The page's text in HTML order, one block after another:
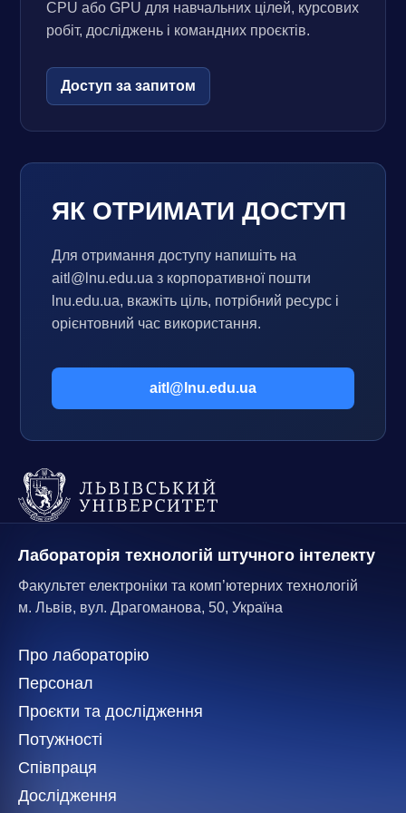
CPU або GPU для навчальних цілей, курсових
робіт, досліджень і командних проєктів.
Доступ за запитом
ЯК ОТРИМАТИ ДОСТУП
Для отримання доступу напишіть на
aitl@lnu.edu.ua з корпоративної пошти
lnu.edu.ua, вкажіть ціль, потрібний ресурс і
орієнтовний час використання.
aitl@lnu.edu.ua
Лабораторія технологій штучного інтелекту
Факультет електроніки та комп’ютерних технологій
м. Львів, вул. Драгоманова, 50, Україна
Про лабораторію
Персонал
Проєкти та дослідження
Потужності
Співпраця
Дослідження